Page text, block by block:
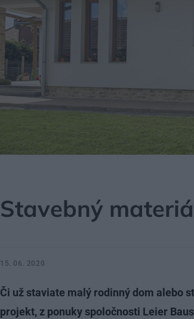
Stavebný
15. 06. 2020
Či už staviate malý rodinný dom alebo
projekt, z ponuky spoločnosti Leier